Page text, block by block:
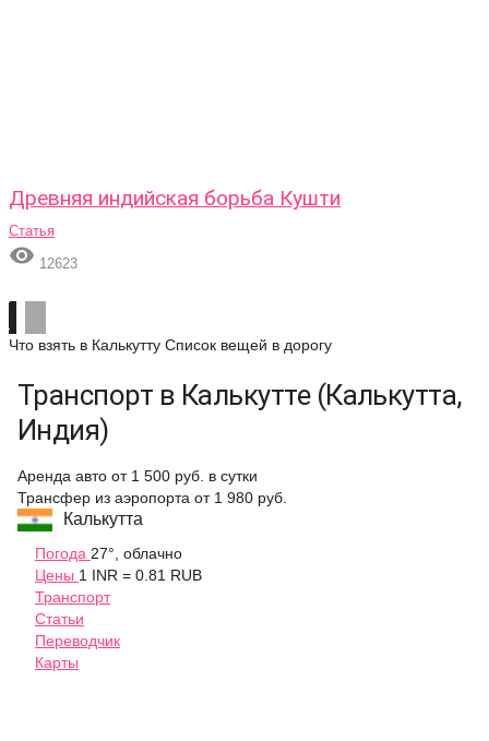
Древняя индийская борьба Кушти
Статья
 12623
Что взять в Калькутту Список вещей в дорогу
Транспорт в Калькутте (Калькутта,
Индия)
Аренда авто от 1 500 руб. в сутки
Трансфер из аэропорта от 1 980 руб.
Калькутта
Погода 27°, облачно
Цены 1 INR = 0.81 RUB
Транспорт
Статьи
Переводчик
Карты